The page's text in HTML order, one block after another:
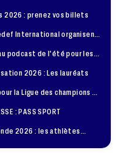
2026 : prenez vos billets
2026 : Les lauréats
: PASS SPORT